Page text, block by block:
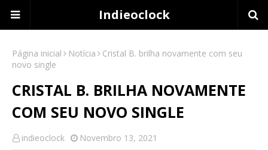
Indieoclock
Página inicial Notícia
Cristal B. brilha novamente com seu
novo single
CRISTAL B. BRILHA NOVAMENTE
COM SEU NOVO SINGLE
indieoclock Novembro 13, 2021